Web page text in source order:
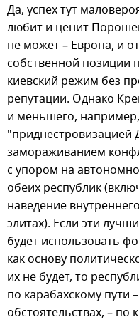
Да, успех тут
любит и ценит
не может – Европа, и
собственной позиции
киевский режим без
репутации. Однако
и меньшего,
"приднестровизацией
замораживанием
с упором на
обеих республик
наведение
элитах). Если эти
будет использовать
как основу
их не будет, то
по карабахскому пути
обстоятельствах, – по